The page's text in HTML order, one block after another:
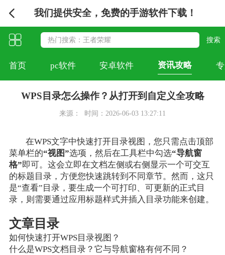
我们提供安全，免费的手游软件下载！
首页 pc软件 安卓软件 资讯攻略
WPS目录怎么操作？从打开到自定义全攻略
来源： 时间：2026-06-03 13:27:11
在WPS文字中快速打开目录视图，您只需点击顶部
菜单栏的“视图”选项，然后在工具栏中勾选“导航窗
格”即可。这会立即在文档左侧或右侧显示一个可交互
的标题目录，方便您快速跳转到不同章节。然而，这只
是“查看”目录，要生成一个可打印、可更新的正式目
录，则需要通过应用标题样式并插入目录功能来创建。
文章目录
如何快速打开WPS目录视图？
什么是WPS文档目录？它与导航窗格有何不同？